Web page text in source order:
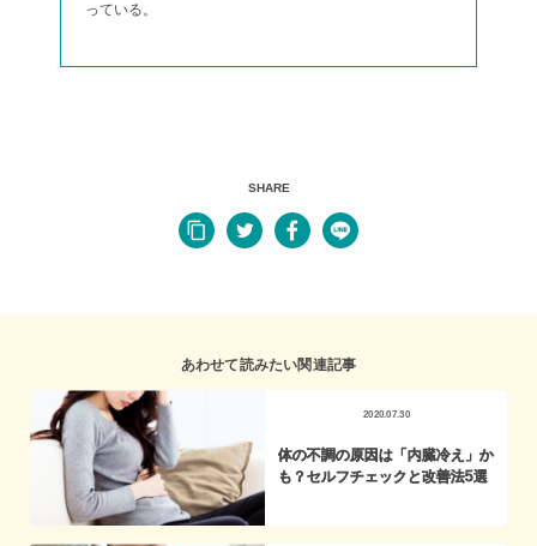
っている。
SHARE
あわせて読みたい関連記事
2020.07.30
体の不調の原因は「内臓冷え」か
も？セルフチェックと改善法5選